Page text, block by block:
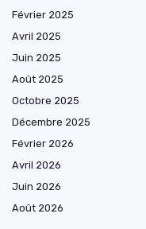
Février 2025
Avril 2025
Juin 2025
Août 2025
Octobre 2025
Décembre 2025
Février 2026
Avril 2026
Juin 2026
Août 2026